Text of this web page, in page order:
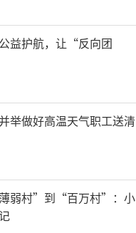
益护航，让“反向团
举做好高温天气职工送清
弱村”到“百万村”：小